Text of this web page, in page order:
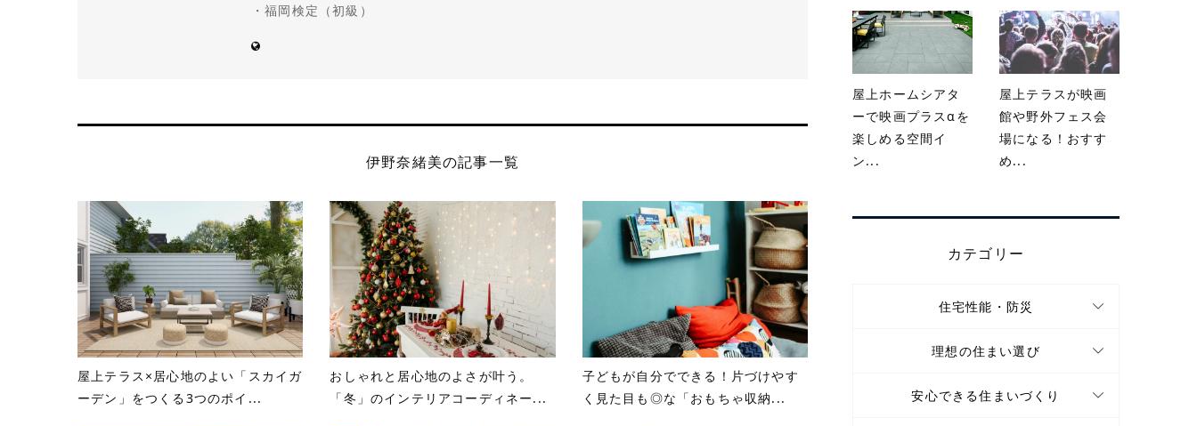
・福岡検定（初級）
伊野奈緒美の記事一覧
屋上テラス×居心地のよい「スカイガ
ーデン」をつくる3つのポイ...
おしゃれと居心地のよさが叶う。
「冬」のインテリアコーディネー...
子どもが自分でできる！片づけやす
く見た目も◎な「おもちゃ収納...
屋上ホームシアタ
ーで映画プラスαを
楽しめる空間イ
ン...
屋上テラスが映画
館や野外フェス会
場になる！おすす
め...
カテゴリー
住宅性能・防災
理想の住まい選び
安心できる住まいづくり